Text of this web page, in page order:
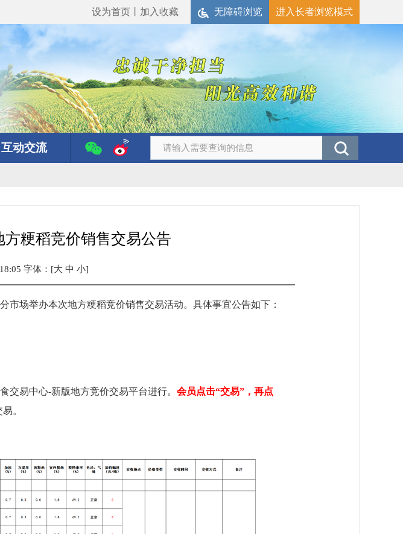
设为首页 加入收藏 无障碍浏览 进入长者浏览模式
互动交流
粳稻竞价销售交易公告
字体： [大 中 小]
市场举办本次地方粳稻竞价销售交易活动。具体事宜公告如下：
交易中心-新版地方竞价交易平台进行。 会员点击“交易”，再点
。